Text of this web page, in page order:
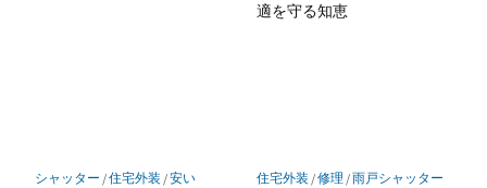
適を守る知恵
シャッター /住宅外装 /安い 住宅外装 /修理 /雨戸シャッター